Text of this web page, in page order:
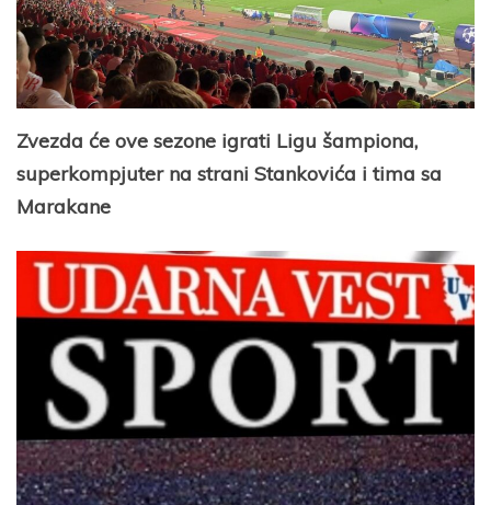
Zvezda će ove sezone igrati Ligu šampiona,
superkompjuter na strani Stankovića i tima sa
Marakane